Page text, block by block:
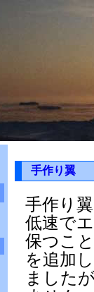
手作り翼
手作り翼
低速で
保つこ
を追加
ました